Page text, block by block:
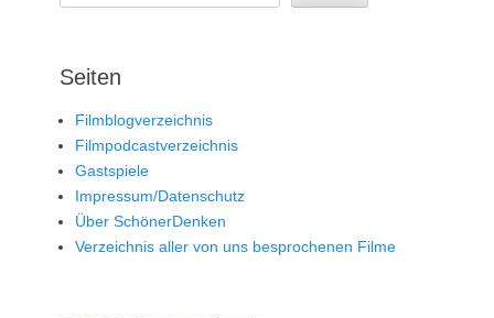
Seiten
Filmblogverzeichnis
Filmpodcastverzeichnis
Gastspiele
Impressum/Datenschutz
Über SchönerDenken
Verzeichnis aller von uns besprochenen Filme